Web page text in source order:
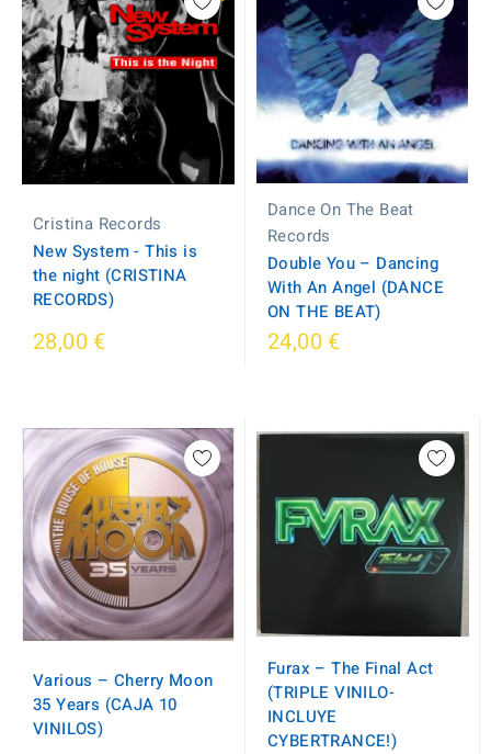
Cristina Records
New System - This is
the night (CRISTINA
RECORDS)
28,00 €
Dance On The Beat
Records
Double You – Dancing
With An Angel (DANCE
ON THE BEAT)
24,00 €
Various – Cherry Moon
35 Years (CAJA 10
VINILOS)
Furax – The Final Act
(TRIPLE VINILO-
INCLUYE
CYBERTRANCE!)